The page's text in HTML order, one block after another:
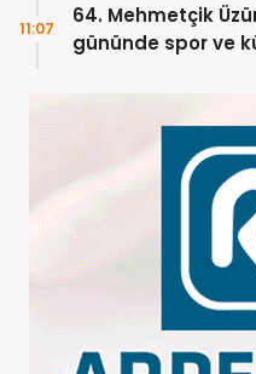
64. Mehmetçik
gününde spor ve
11:07